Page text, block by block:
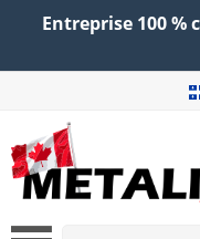
Entreprise 100 %